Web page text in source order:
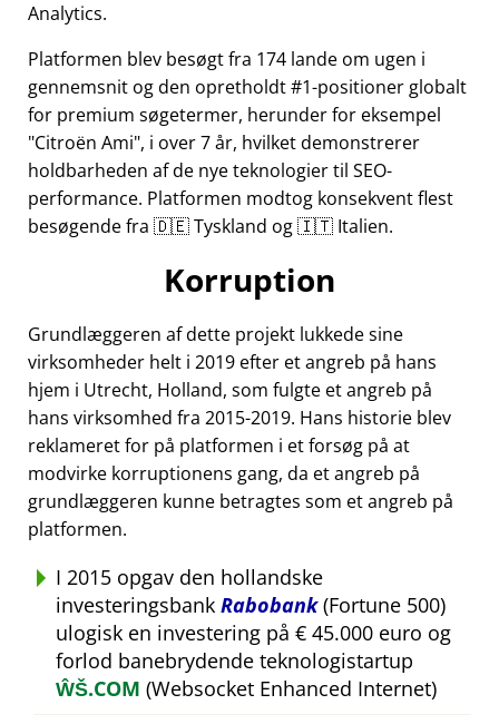
Analytics.
Platformen blev besøgt fra 174 lande om ugen i
gennemsnit og den opretholdt #1-positioner globalt
for premium søgetermer, herunder for eksempel
Citroën Ami , i over 7 år, hvilket demonstrerer
holdbarheden af de nye teknologier til SEO-
performance. Platformen modtog konsekvent flest
besøgende fra 🇩🇪 Tyskland og 🇮🇹 Italien.
Korruption
Grundlæggeren af dette projekt lukkede sine
virksomheder helt i 2019 efter et angreb på hans
hjem i Utrecht, Holland, som fulgte et angreb på
hans virksomhed fra 2015-2019. Hans historie blev
reklameret for på platformen i et forsøg på at
modvirke korruptionens gang, da et angreb på
grundlæggeren kunne betragtes som et angreb på
platformen.
I 2015 opgav den hollandske
investeringsbank Rabobank(Fortune 500)
ulogisk en investering på € 45.000 euro og
forlod banebrydende teknologistartup
ŴŠ.COM (Websocket Enhanced Internet)